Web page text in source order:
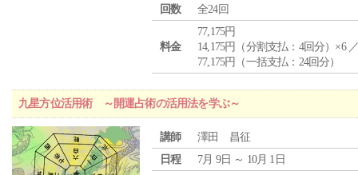
回数
全24回
料金
77,175円
14,175円（分割支払：4回分）×6
77,175円（一括支払：24回分）
九星方位活用術 ～開運占術の活用法を学ぶ～
講師
澤田 昌征
日程
7月 9日 ～ 10月 1日